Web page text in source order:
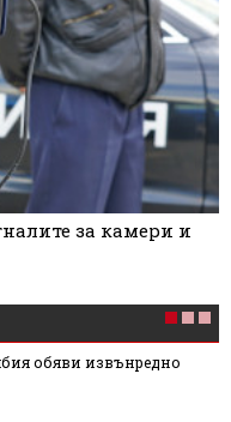
за камери и
обяви извънредно